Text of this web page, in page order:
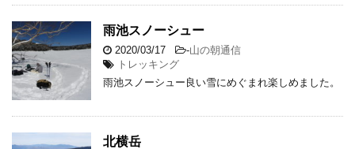
雨池スノーシュー
2020/03/17 -山の朝通信
トレッキング
雨池スノーシュー良い雪にめぐまれ楽しめました。
北横岳